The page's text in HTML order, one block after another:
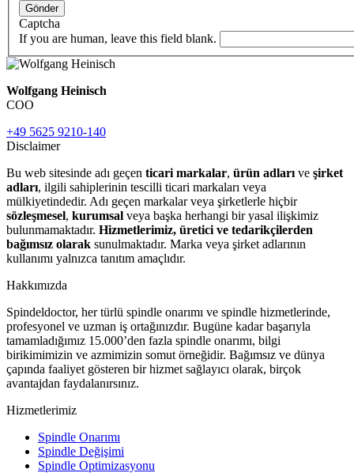
Gönder
Captcha
If you are human, leave this field blank.
Wolfgang Heinisch
COO
+49 5625 9210-140
Disclaimer
Bu web sitesinde adı geçen ticari markalar, ürün adları ve şirket
adları, ilgili sahiplerinin tescilli ticari markaları veya
mülkiyetindedir. Adı geçen markalar veya şirketlerle hiçbir
sözleşmesel, kurumsal veya başka herhangi bir yasal ilişkimiz
bulunmamaktadır. Hizmetlerimiz, üretici ve tedarikçilerden
bağımsız olarak sunulmaktadır. Marka veya şirket adlarının
kullanımı yalnızca tanıtım amaçlıdır.
Hakkımızda
Spindeldoctor, her türlü spindle onarımı ve spindle hizmetlerinde,
profesyonel ve uzman iş ortağınızdır. Bugüne kadar başarıyla
tamamladığımız 15.000’den fazla spindle onarımı, bilgi
birikimimizin ve azmimizin somut örneğidir. Bağımsız ve dünya
çapında faaliyet gösteren bir hizmet sağlayıcı olarak, birçok
avantajdan faydalanırsınız.
Hizmetlerimiz
Spindle Onarımı
Spindle Değişimi
Spindle Optimizasyonu